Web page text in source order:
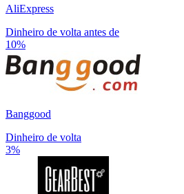
AliExpress
Dinheiro de volta antes de
10%
Banggood
Dinheiro de volta
3%